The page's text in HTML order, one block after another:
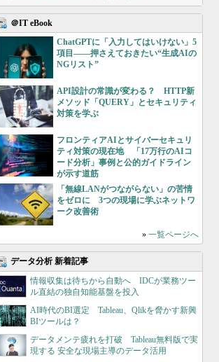
＠IT eBook
ChatGPTに「入力してはいけない」5
項目――押さえておきたい“生成AIの
NGリスト”
API設計の常識が変わる？ HTTP新
メソッド「QUERY」とセキュリティ
対策を学ぶ
フロンティアAIとサイバーセキュリ
ティ対策の現在地 「17万行のAIコ
ード分析」事例と公的ガイドライン
が示す道筋
「無線LANがつながらない」の苦情
をゼロに 3つの現場に学ぶネットワ
ーク改善術
» 一覧ページへ
データ分析 新着記事
情報収集は待ちから自動へ IDCが業務ツー
ル直結の独自知能基盤を投入
AI時代のBI選定 Tableau、Qlikを脅かす新興
BIツールは？
データメンテ疲れを打破 Tableau無料版で実
現する 安全な現場主導のデータ活用